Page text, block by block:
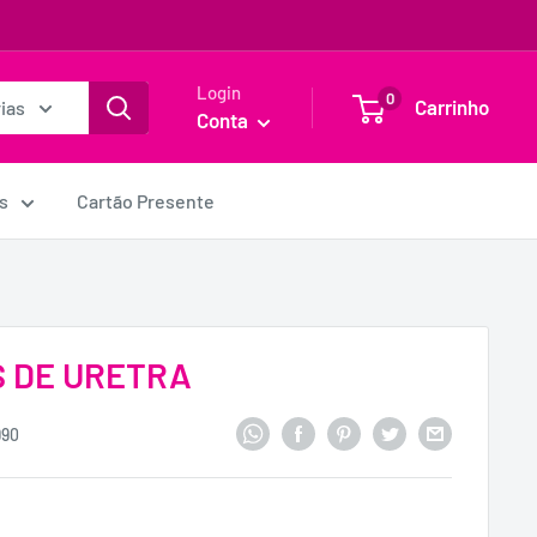
Login
Conta
0 Carrinho
Cartão Presente
DE URETRA